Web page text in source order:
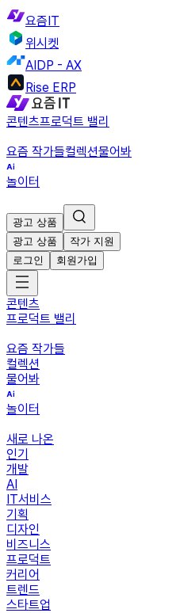
요즘IT
위시켓
AIDP - AX
Rise ERP
콘텐츠프로덕트 밸리
요즘 작가들컬렉션물어봐
놀이터
광고 상품
광고 상품
작가 지원
로그인
회원가입
콘텐츠
프로덕트 밸리
요즘 작가들
컬렉션
물어봐
놀이터
새로 나온
인기
개발
AI
IT서비스
기획
디자인
비즈니스
프로덕트
커리어
트렌드
스타트업